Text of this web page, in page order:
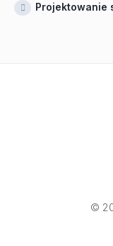
Projektowanie
©